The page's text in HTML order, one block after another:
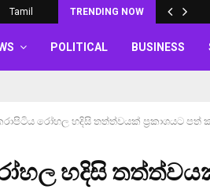
Tamil TRENDING NOW
POLITICAL BUSINESS
රෝහල හදිසි තත්ත්වයක් ප්‍රකාශයට පත්
හදිසි